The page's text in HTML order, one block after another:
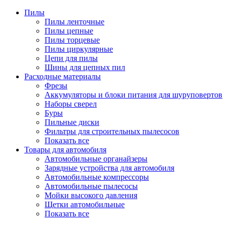
Пилы
Пилы ленточные
Пилы цепные
Пилы торцевые
Пилы циркулярные
Цепи для пилы
Шины для цепных пил
Расходные материалы
Фрезы
Аккумуляторы и блоки питания для шуруповертов
Наборы сверел
Буры
Пильные диски
Фильтры для строительных пылесосов
Показать все
Товары для автомобиля
Автомобильные органайзеры
Зарядные устройства для автомобиля
Автомобильные компрессоры
Автомобильные пылесосы
Мойки высокого давления
Щетки автомобильные
Показать все